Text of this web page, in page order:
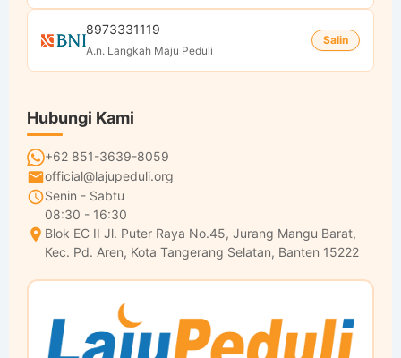
8973331119
A.n. Langkah Maju Peduli
Salin
Hubungi Kami
+62 851-3639-8059
official@lajupeduli.org
Senin - Sabtu
08:30 - 16:30
Blok EC II Jl. Puter Raya No.45, Jurang Mangu Barat,
Kec. Pd. Aren, Kota Tangerang Selatan, Banten 15222